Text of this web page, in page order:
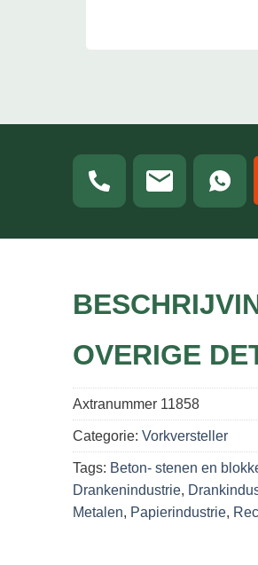
OVERIGE
Axtranummer 11858
Categorie: Vorkversteller
Tags: Beton- stenen en
Drankenindustrie,
Metalen, Papierindustrie,